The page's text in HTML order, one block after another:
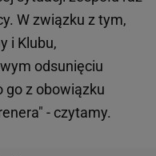
W związku z tym,
i Klubu,
odsunięciu
go z obowiązku
- czytamy.